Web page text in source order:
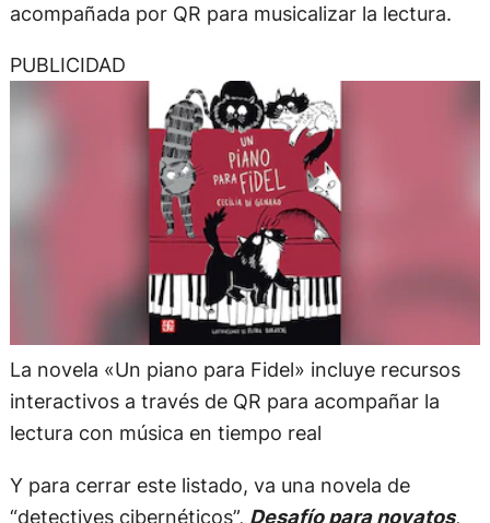
acompañada por QR para musicalizar la lectura.
PUBLICIDAD
La novela «Un piano para Fidel» incluye recursos
interactivos a través de QR para acompañar la
lectura con música en tiempo real
Y para cerrar este listado, va una novela de
“detectives cibernéticos”, Desafío para novatos,